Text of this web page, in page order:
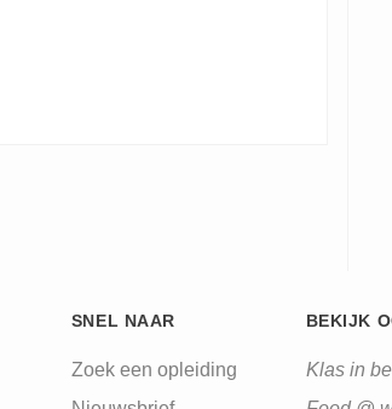
SNEL NAAR
Zoek een opleiding
BEKIJK
Klas in